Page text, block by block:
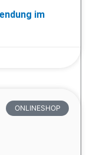
im
ONLINESHOP